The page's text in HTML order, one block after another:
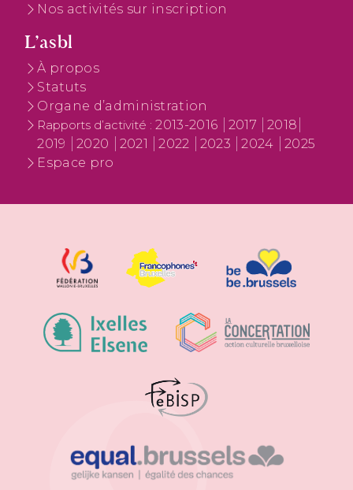
Nos activités sur inscription
L’asbl
À propos
Statuts
Organe d’administration
Rapports d’activité :2013-2016 2017
2018
2019
2020 2021 2022 2023 2024
2025
Espace pro